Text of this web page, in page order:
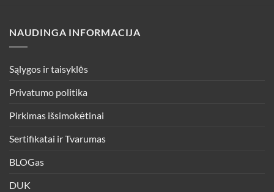
page
NAUDINGA INFORMACIJA
Sąlygos ir taisyklės
Privatumo politika
Pirkimas išsimokėtinai
Sertifikatai ir Tvarumas
BLOGas
DUK